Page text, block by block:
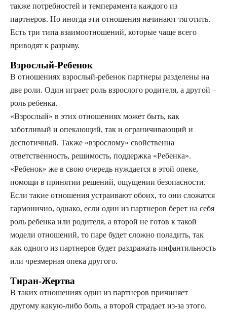
также потребностей и темперамента каждого из
партнеров. Но иногда эти отношения начинают тяготить.
Есть три типа взаимоотношений, которые чаще всего
приводят к разрыву.
Взрослый-Ребенок
В отношениях взрослый-ребенок партнеры разделены на
две роли. Один играет роль взрослого родителя, а другой –
роль ребенка.
«Взрослый» в этих отношениях может быть, как
заботливый и опекающий, так и ограничивающий и
деспотичный. Также «взрослому» свойственна
ответственность, решимость, поддержка «Ребенка».
«Ребенок» же в свою очередь нуждается в этой опеке,
помощи в принятии решений, ощущении безопасности.
Если такие отношения устраивают обоих, то они сложатся
гармонично, однако, если один из партнеров берет на себя
роль ребенка или родителя, а второй не готов к такой
модели отношений, то паре будет сложно поладить, так
как одного из партнеров будет раздражать инфантильность
или чрезмерная опека другого.
Тиран-Жертва
В таких отношениях один из партнеров причиняет
другому какую-либо боль, а второй страдает из-за этого.